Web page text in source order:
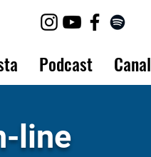
Podcast Canal
line